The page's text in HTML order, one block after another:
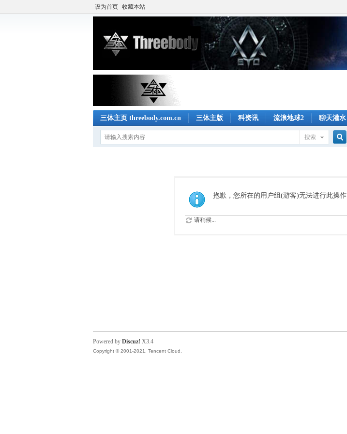
设为首页 收藏本站
三体主页 threebody.com.cn 三体主版 科资讯 流浪地球2 聊天灌水
搜索
索
抱歉，您所在的用户组(游客)无法进行此操作
请稍候...
Powered by Discuz! X3.4
Copyright © 2001-2021, Tencent Cloud.